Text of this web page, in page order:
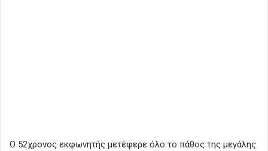
Ο 52χρονος εκφωνητής μετέφερε όλο το πάθος της μεγάλης